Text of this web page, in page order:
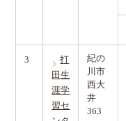
3
打
田生
涯学
習セ
紀の
川市
西大
井
363